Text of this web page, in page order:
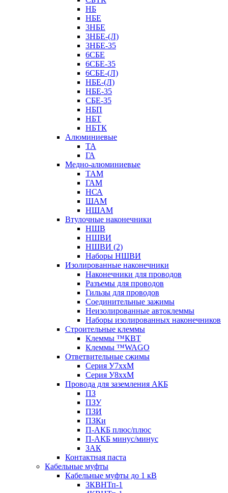
НБ
НБЕ
3НБЕ
3НБЕ-(Л)
3НБЕ-35
6СБЕ
6СБЕ-35
6СБЕ-(Л)
НБЕ-(Л)
НБЕ-35
СБЕ-35
НБП
НБТ
НБТК
Алюминиевые
ТА
ГА
Медно-алюминиевые
ТАМ
ГАМ
НСА
ШАМ
НШАМ
Втулочные наконечники
НШВ
НШВИ
НШВИ (2)
Наборы НШВИ
Изолированные наконечники
Наконечники для проводов
Разъемы для проводов
Гильзы для проводов
Соединительные зажимы
Неизолированные автоклеммы
Наборы изолированных наконечников
Строительные клеммы
Клеммы ™КВТ
Клеммы ™WAGO
Ответвительные сжимы
Серия У7ххМ
Серия У8ххМ
Провода для заземления АКБ
ПЗ
ПЗУ
ПЗИ
ПЗКи
П-АКБ плюс/плюс
П-АКБ минус/минус
ЗАК
Контактная паста
Кабельные муфты
Кабельные муфты до 1 кВ
3КВНТп-1